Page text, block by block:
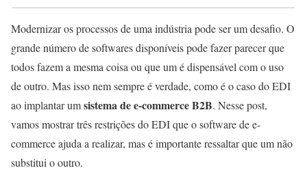
Modernizar os processos de uma indústria pode ser um desafio. O
grande número de softwares disponíveis pode fazer parecer que
todos fazem a mesma coisa ou que um é dispensável com o uso
de outro. Mas isso nem sempre é verdade, como é o caso do EDI
ao implantar umsistema de e-commerce B2B. Nesse post,
vamos mostrar três restrições do EDI que o software de e-
commerce ajuda a realizar, mas é importante ressaltar que um não
substitui o outro.